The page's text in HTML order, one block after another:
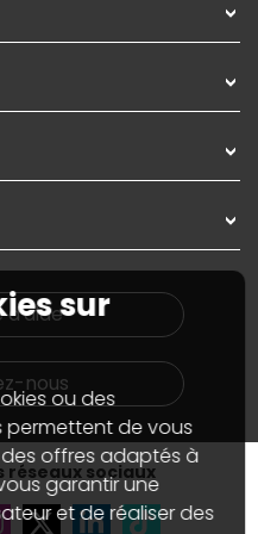
d'aide
nous
réseaux sociaux
sur
ou des
permettent de vous
offres adaptés à
garantir une
et de réaliser des